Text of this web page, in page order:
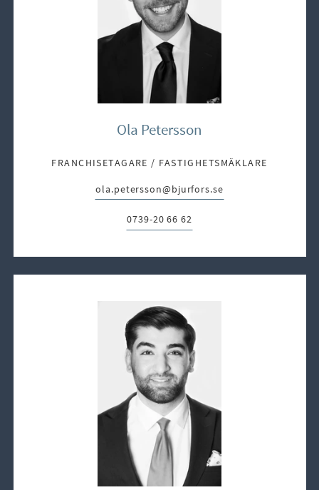
Ola Petersson
FRANCHISETAGARE / FASTIGHETSMÄKLARE
E-post:
ola.petersson@bjurfors.se
Telefon:
0739-20 66 62